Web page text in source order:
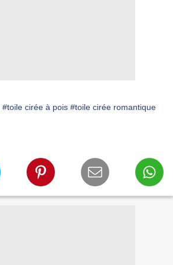
#toile cirée à pois #toile cirée romantique